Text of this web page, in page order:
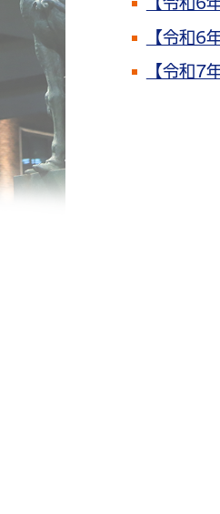
【令和6
【令和7